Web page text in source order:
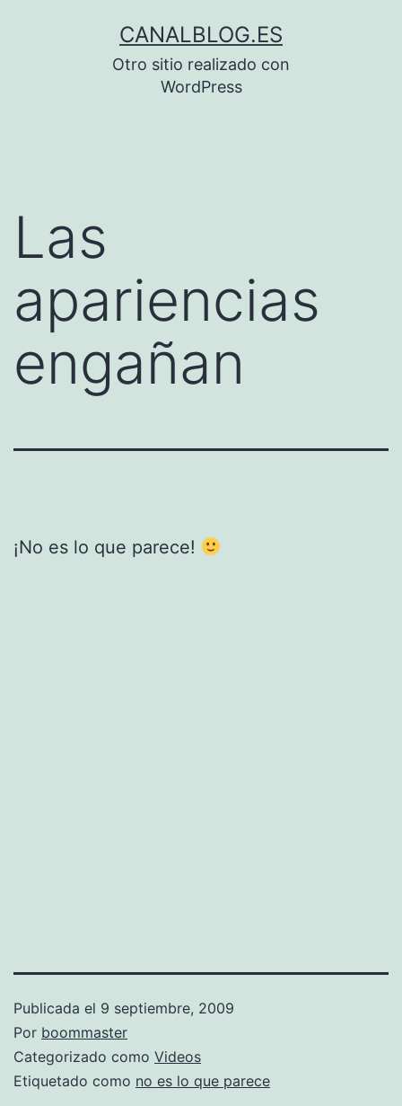
CANALBLOG.ES
Otro sitio realizado con
WordPress
Las
apariencias
engañan
¡No es lo que parece!
Publicada el 9 septiembre, 2009
Por boommaster
Categorizado como Videos
Etiquetado como no es lo que parece